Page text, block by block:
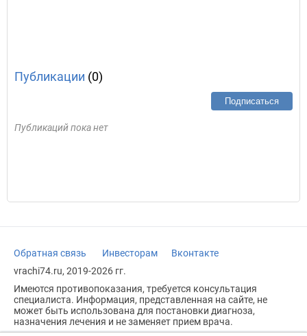
Публикации (0)
Подписаться
Публикаций пока нет
Обратная связь Инвесторам
Вконтакте
vrachi74.ru, 2019-2026 гг.
Имеются противопоказания, требуется консультация
специалиста. Информация, представленная на сайте, не
может быть использована для постановки диагноза,
назначения лечения и не заменяет прием врача.